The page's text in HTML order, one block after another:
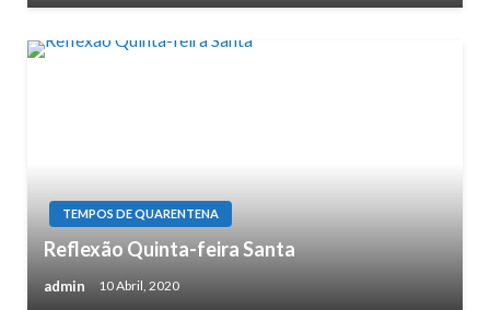
TEMPOS DE QUARENTENA
Reflexão Quinta-feira Santa
admin 10 Abril, 2020